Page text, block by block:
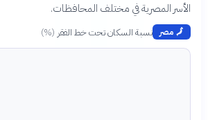
الأسر المصرية في مختلف المحافظات.
🗾 مصر نسبة السكان تحت خط الفقر (
%
)